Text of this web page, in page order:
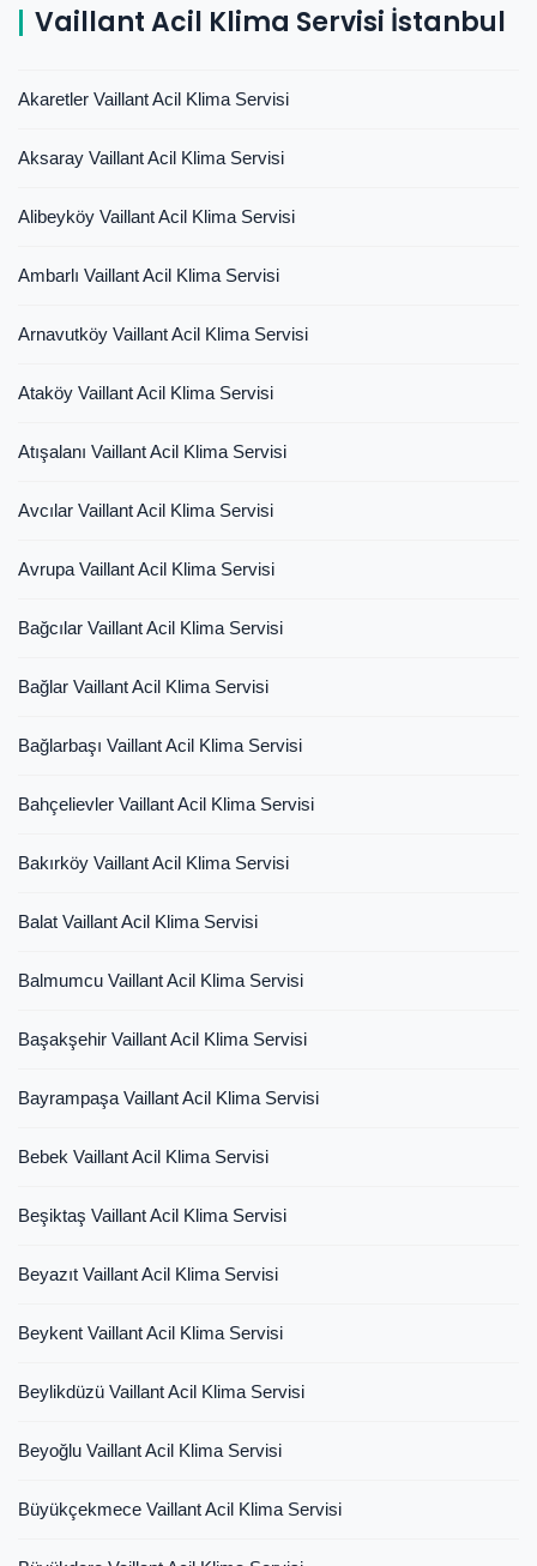
Vaillant Acil Klima Servisi İstanbul
Akaretler Vaillant Acil Klima Servisi
Aksaray Vaillant Acil Klima Servisi
Alibeyköy Vaillant Acil Klima Servisi
Ambarlı Vaillant Acil Klima Servisi
Arnavutköy Vaillant Acil Klima Servisi
Ataköy Vaillant Acil Klima Servisi
Atışalanı Vaillant Acil Klima Servisi
Avcılar Vaillant Acil Klima Servisi
Avrupa Vaillant Acil Klima Servisi
Bağcılar Vaillant Acil Klima Servisi
Bağlar Vaillant Acil Klima Servisi
Bağlarbaşı Vaillant Acil Klima Servisi
Bahçelievler Vaillant Acil Klima Servisi
Bakırköy Vaillant Acil Klima Servisi
Balat Vaillant Acil Klima Servisi
Balmumcu Vaillant Acil Klima Servisi
Başakşehir Vaillant Acil Klima Servisi
Bayrampaşa Vaillant Acil Klima Servisi
Bebek Vaillant Acil Klima Servisi
Beşiktaş Vaillant Acil Klima Servisi
Beyazıt Vaillant Acil Klima Servisi
Beykent Vaillant Acil Klima Servisi
Beylikdüzü Vaillant Acil Klima Servisi
Beyoğlu Vaillant Acil Klima Servisi
Büyükçekmece Vaillant Acil Klima Servisi